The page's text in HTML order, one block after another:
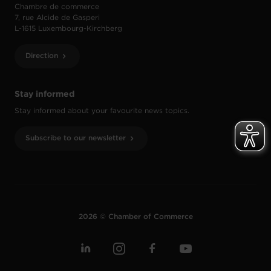
Stay informed
Stay informed about your favourite news topics.
Subscribe to our newsletter
Chambre de commerce
7, rue Alcide de Gasperi
L-1615 Luxembourg-Kirchberg
Direction
2026 © Chamber of Commerce